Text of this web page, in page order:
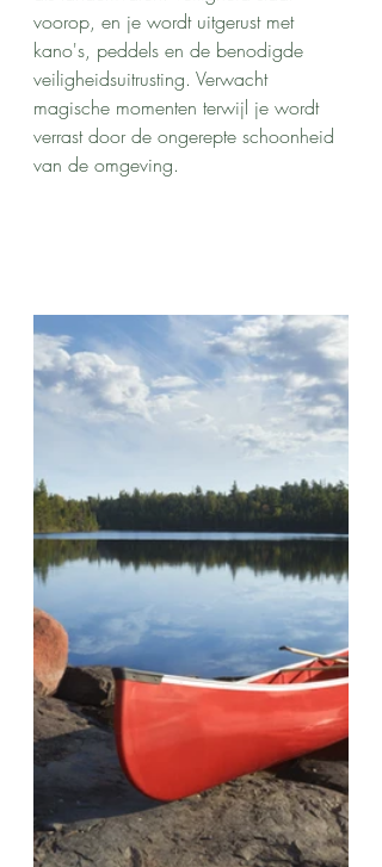
voorop, en je wordt uitgerust met
kano's, peddels en de benodigde
veiligheidsuitrusting. Verwacht
magische momenten terwijl je wordt
verrast door de ongerepte schoonheid
van de omgeving.